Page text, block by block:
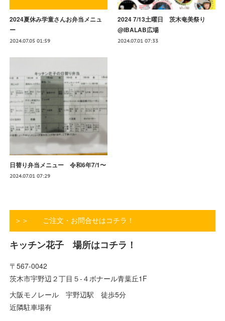
2024夏休み学童さんお弁当メニュ
ー
2024.07.05 01:59
2024 7/13土曜日 茨木奄美祭り
@IBALAB広場
2024.07.01 07:33
日替り弁当メニュー 令和6年7/1〜
2024.07.01 07:29
＞＞ ご注文・お問合せはコチラ！
キッチン花子 場所はコチラ！
〒567-0042
茨木市宇野辺２丁目５-４ボナール青葉丘1F
大阪モノレール 宇野辺駅 徒歩5分
近隣駐車場有